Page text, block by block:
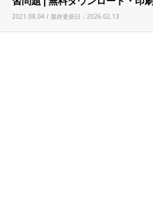
2021.08.04 / 最終更新日：2026.02.13